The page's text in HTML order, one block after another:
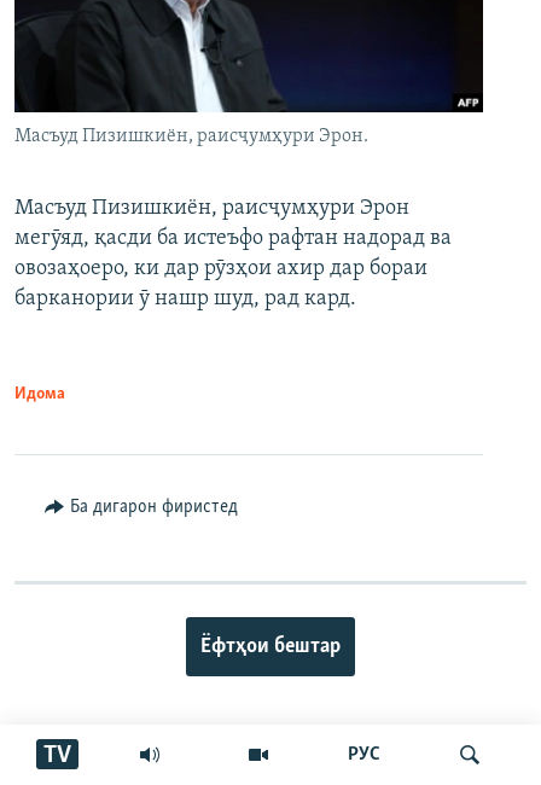
РУС
TV
Масъуд Пизишкиён, раисҷумҳури Эрон.
Масъуд Пизишкиён, раисҷумҳури Эрон
мегӯяд, қасди ба истеъфо рафтан надорад ва
овозаҳоеро, ки дар рӯзҳои ахир дар бораи
барканории ӯ нашр шуд, рад кард.
Идома
Ба дигарон фиристед
Ёфтҳои бештар
ПАЙГИРӢ КУНЕД